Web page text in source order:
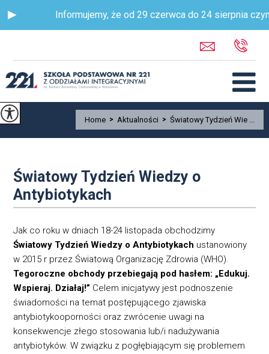
Informujemy, że od 29 czerwca do 24 sierpnia
Home > Aktualności > Światowy Tydzień Wie ...
Światowy Tydzień Wiedzy o
Antybiotykach
Jak co roku w dniach 18-24 listopada obchodzimy
Światowy Tydzień Wiedzy o Antybiotykach ustanowiony
w 2015 r przez Światową Organizację Zdrowia (WHO).
Tegoroczne obchody przebiegają pod hasłem: „Edukuj.
Wspieraj. Działaj!” Celem inicjatywy jest podnoszenie
świadomości na temat postępującego zjawiska
antybiotykooporności oraz zwrócenie uwagi na
konsekwencje złego stosowania lub/i nadużywania
antybiotyków. W związku z pogłębiającym się problemem